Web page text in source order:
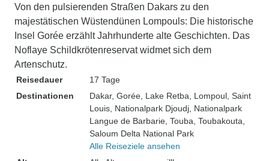
Von den pulsierenden Straßen Dakars zu den
majestätischen Wüstendünen Lompouls: Die historische
Insel Gorée erzählt Jahrhunderte alte Geschichten. Das
Noflaye Schildkrötenreservat widmet sich dem
Artenschutz.
Reisedauer
17 Tage
Destinationen
Dakar, Gorée , Lake Retba , Lompoul , Saint
Louis , Nationalpark Djoudj , Nationalpark
Langue de Barbarie , Touba , Toubakouta
Saloum Delta National Park
Alle Reiseziele ansehen